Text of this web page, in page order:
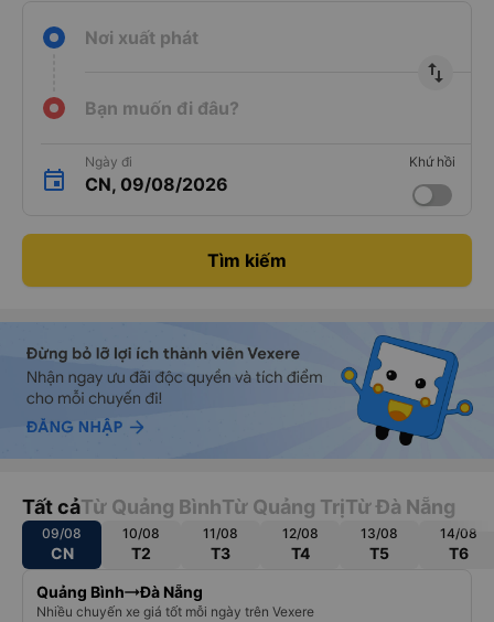
Nơi xuất phát
import_export
Bạn muốn đi đâu?
Ngày đi
CN, 09/08/2026
Khứ hồi
Tìm kiếm
Tất cảTừ Quảng BìnhTừ Quảng TrịTừ Đà Nẵng
09/08
CN
10/08
T2
11/08
T3
12/08
T4
13/08
T5
14/08
T6
Quảng Bình Đà Nẵng
Nhiều chuyến xe giá tốt mỗi ngày trên Vexere